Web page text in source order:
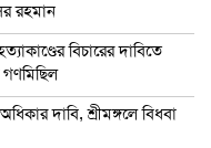
রহমান
বিচারের দাবিতে
দাবি, শ্রীমঙ্গলে বিধবা